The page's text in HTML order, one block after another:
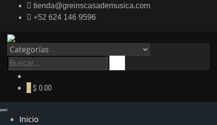
tienda@greinscasademusica.com
+52 624 146 9596
0 $ 0.00
Inicio